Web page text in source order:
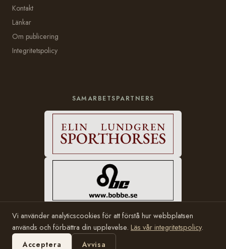
Kontakt
Länkar
Om publicering
Integritetspolicy
SAMARBETSPARTNERS
© 2006–2026 Häststam.se · Grundad av Karin Halvarsson
Hosting:Bobbe Consulting
Vi använder analyticscookies för att förstå hur webbplatsen
används och förbättra din upplevelse. Läs vår integritetspolicy.
Acceptera
Avvisa